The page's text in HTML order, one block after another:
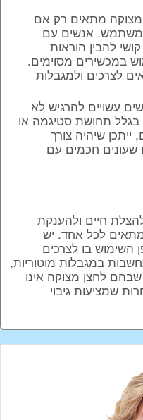
מצוקה מתאים רק אם
המשתמש. אנשים עם
להבין הוראות
במכשירים מסוימים.
לצרכים ולמגבלות
עשויים להרגיש לא
תחושת סטיגמה או
ייתכן שיהיה צורך
שעונים חכמים עם
להצלת חיים ולהענקת
לכל אחד. יש
השימוש בו לצרכים
במגבלות מוטוריות,
שבהם לחצן מצוקה אינו
שמציעות גיבוי